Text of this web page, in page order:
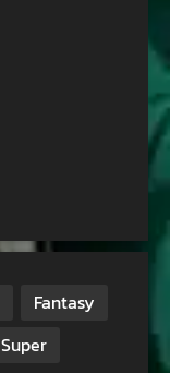
Fantasy
Super